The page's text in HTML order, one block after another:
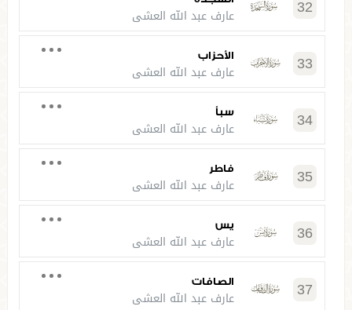
32 عارف عبد الله العشي
33 الأحزاب
عارف عبد الله العشي
34 سبأ
عارف عبد الله العشي
35 فاطر
عارف عبد الله العشي
36 يس
عارف عبد الله العشي
37 الصافات
عارف عبد الله العشي